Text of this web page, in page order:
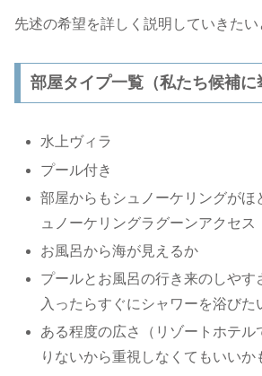
先述の希望を詳しく説明していきたい
部屋タイプ一覧（私たち候補に
水上ヴィラ
プール付き
部屋からもシュノーケリングがほ
ュノーケリングラグーンアクセス
お風呂から海が見えるか
プールとお風呂の行き来のしやす
入ったらすぐにシャワーを浴びた
ある程度の広さ（リゾートホテル
りないから重視しなくてもいいか